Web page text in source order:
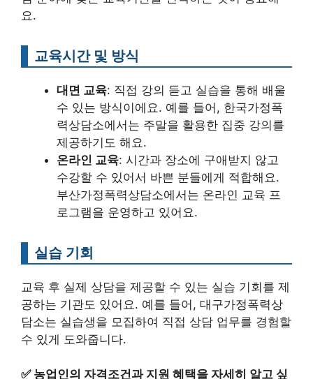
요.
교육시간 및 방식
대면 교육: 직접 강의 듣고 실습을 통해 배울
수 있는 방식이에요. 예를 들어, 한국가정폭
력상담소에서는 주말을 활용한 집중 강의를
제공하기도 해요.
온라인 교육: 시간과 장소에 구애받지 않고
수강할 수 있어서 바쁜 분들에게 적합해요.
부산가정폭력상담소에서는 온라인 교육 프
로그램을 운영하고 있어요.
실습 기회
교육 후 실제 상담을 제공할 수 있는 실습 기회를 제
공하는 기관도 있어요. 예를 들어, 대구가정폭력상
담소는 실습생을 모집하여 직접 상담 업무를 경험할
수 있게 도와줍니다.
✅ 농업인의 자격조건과 지원 혜택을 자세히 알고 싶